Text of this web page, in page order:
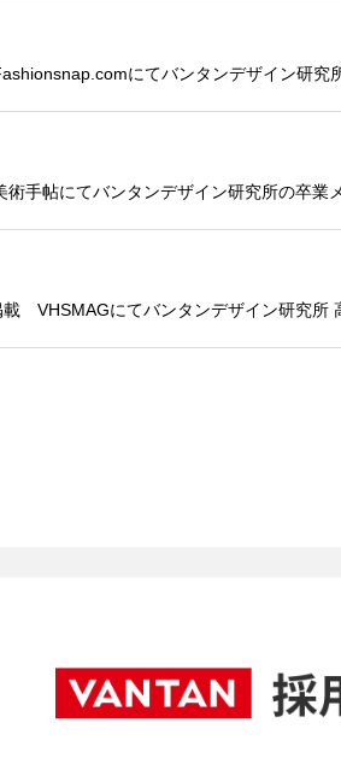
にてバンタンデザイン研究
手帖にてバンタンデザイン研究所の卒業
載 VHSMAGにてバンタンデザイン研究所